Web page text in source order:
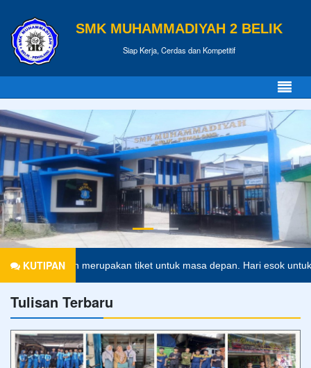
SMK MUHAMMADIYAH 2 BELIK
Siap Kerja, Cerdas dan Kompetitif
KUTIPANmerupakan tiket untuk masa depan. Hari esok untuk
Tulisan Terbaru